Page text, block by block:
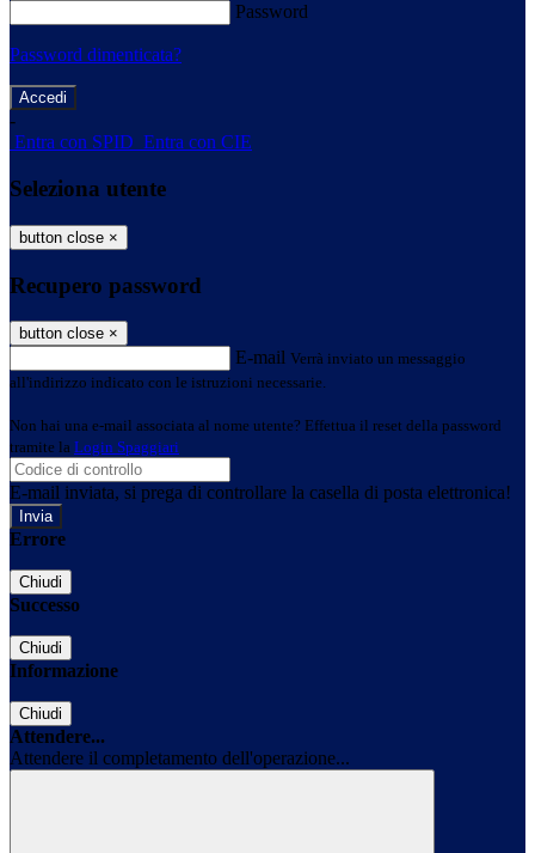
Password
Password dimenticata?
-
Entra con SPID Entra con CIE
Seleziona utente
button close ×
Recupero password
button close ×
E-mail Verrà inviato un messaggio
all'indirizzo indicato con le istruzioni necessarie.
Non hai una e-mail associata al nome utente? Effettua il reset della password
tramite la Login Spaggiari
E-mail inviata, si prega di controllare la casella di posta elettronica!
Errore
Chiudi
Successo
Chiudi
Informazione
Chiudi
Attendere...
Attendere il completamento dell'operazione...